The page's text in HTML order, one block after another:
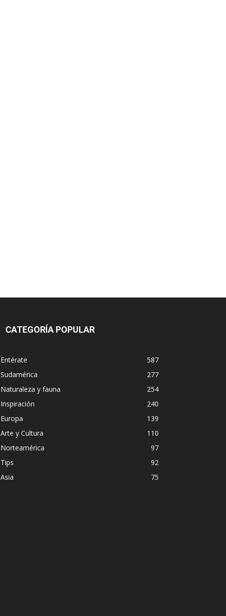
CATEGORÍA POPULAR
Entérate
587
Sudamérica
277
Naturaleza y fauna
254
Inspiración
240
Europa
139
Arte y Cultura
110
Norteamérica
97
Tips
92
Asia
75